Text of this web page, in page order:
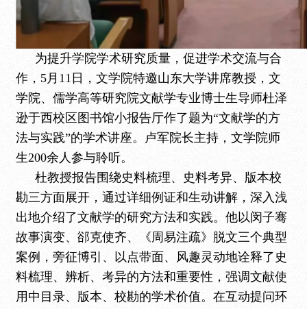
为提升学院学术研究质量，促进学术交流与合
作，5月11日，文学院特邀山东大学讲席教授，文
学院、儒学高等研究院文献学专业博士生导师杜泽
逊于西校区图书馆小报告厅作了题为“文献学的方
法与实践”的学术讲座。卢军院长主持，文学院师
生200余人参与聆听。
杜教授报告围绕史料梳理、史料考异、版本校
勘三方面展开，通过详细例证和生动讲解，深入浅
出地介绍了文献学的研究方法和实践。他以闵子骞
故事演变、郤克使齐、《周易注疏》脱文三个典型
案例，旁征博引、以点带面、风趣灵动地诠释了史
料梳理、辨析、考异的方法和重要性，强调文献使
用中目录、版本、校勘的学术价值。在互动提问环